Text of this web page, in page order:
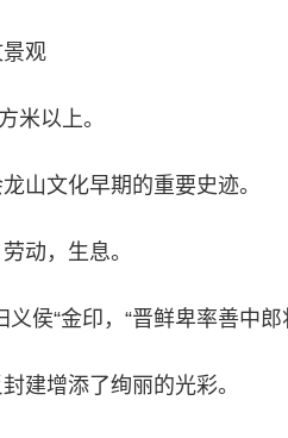
观
米以上。
山文化早期的重要史迹。
动，生息。
侯“金印，“晋鲜卑率善中郎
建增添了绚丽的光彩。